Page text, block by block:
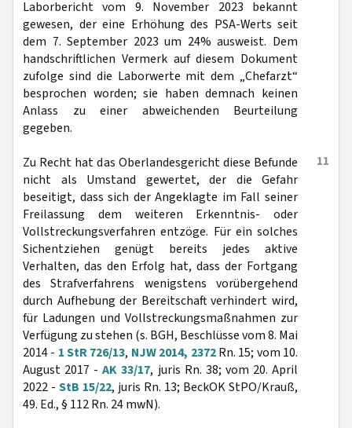
Laborbericht vom 9. November 2023 bekannt
gewesen, der eine Erhöhung des PSA-Werts seit
dem 7. September 2023 um 24% ausweist. Dem
handschriftlichen Vermerk auf diesem Dokument
zufolge sind die Laborwerte mit dem „Chefarzt“
besprochen worden; sie haben demnach keinen
Anlass zu einer abweichenden Beurteilung
gegeben.
11
Zu Recht hat das Oberlandesgericht diese Befunde
nicht als Umstand gewertet, der die Gefahr
beseitigt, dass sich der Angeklagte im Fall seiner
Freilassung dem weiteren Erkenntnis- oder
Vollstreckungsverfahren entzöge. Für ein solches
Sichentziehen genügt bereits jedes aktive
Verhalten, das den Erfolg hat, dass der Fortgang
des Strafverfahrens wenigstens vorübergehend
durch Aufhebung der Bereitschaft verhindert wird,
für Ladungen und Vollstreckungsmaßnahmen zur
Verfügung zu stehen (s. BGH, Beschlüsse vom 8. Mai
2014 - 1 StR 726/13, NJW 2014, 2372Rn. 15; vom 10.
August 2017 -AK 33/17, juris Rn. 38; vom 20. April
2022 - StB 15/22, juris Rn. 13; BeckOK StPO/Krauß,
49. Ed., § 112 Rn. 24 mwN).